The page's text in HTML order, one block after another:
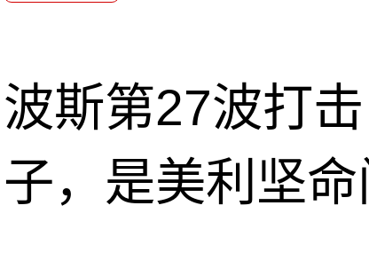
波斯第27波打
子，是美利坚